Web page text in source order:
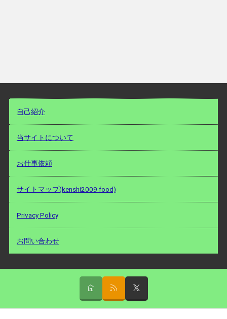
自己紹介
当サイトについて
お仕事依頼
サイトマップ(kenshi2009 food)
Privacy Policy
お問い合わせ